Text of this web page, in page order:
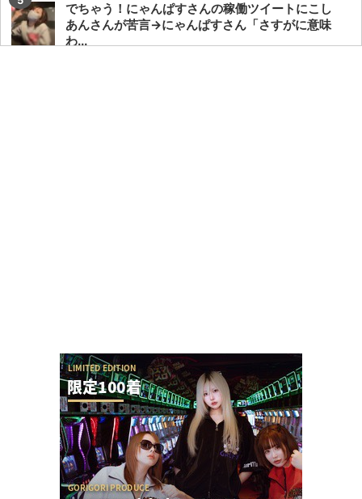
でちゃう！にゃんぱすさんの稼働ツイートにこし
あんさんが苦言→にゃんぱすさん「さすがに意味
わ...
回転体を狙い打ちする「SAOアリス打法」発案
者、パチSAO公式垢にブロックされる